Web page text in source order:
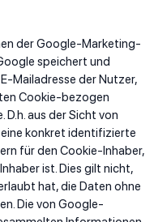
der Google-Marketing-
speichert und
Mailadresse der Nutzer,
Cookie-bezogen
aus der Sicht von
konkret identifizierte
für den Cookie-Inhaber,
ist. Dies gilt nicht,
hat, die Daten ohne
Die von Google-